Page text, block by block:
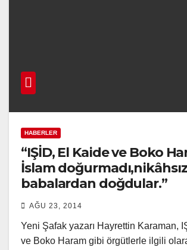
HABERLER
“IŞİD, El Kaide ve Boko
İslam
babalardan doğdular.”
AĞU 23, 2014
Yeni Şafak yazarı Hayrettin Karaman,
ve Boko Haram gibi örgütlerle ilgili